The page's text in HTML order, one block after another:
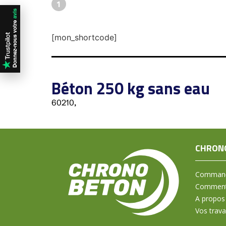
1
[mon_shortcode]
Béton 250 kg sans eau
60210,
A propos
Vos